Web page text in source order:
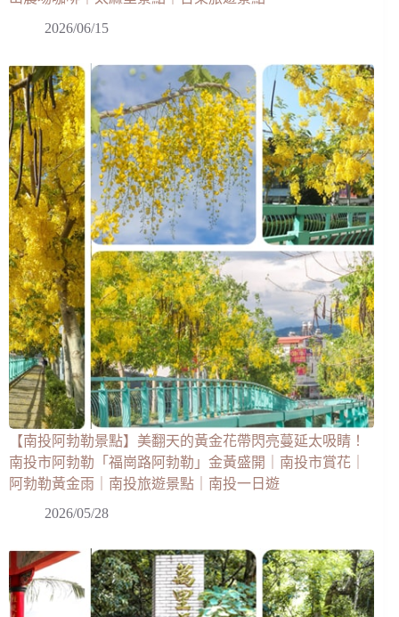
2026/06/15
【南投阿勃勒景點】美翻天的黃金花帶閃亮蔓延太吸睛！
南投市阿勃勒「福崗路阿勃勒」金黃盛開｜南投市賞花｜
阿勃勒黃金雨｜南投旅遊景點｜南投一日遊
2026/05/28